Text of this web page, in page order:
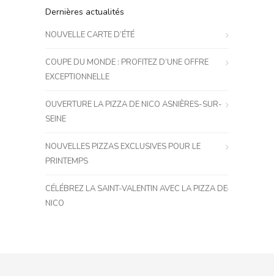
Dernières actualités
NOUVELLE CARTE D’ÉTÉ
COUPE DU MONDE : PROFITEZ D’UNE OFFRE
EXCEPTIONNELLE
OUVERTURE LA PIZZA DE NICO ASNIÈRES-SUR-
SEINE
NOUVELLES PIZZAS EXCLUSIVES POUR LE
PRINTEMPS
CÉLÉBREZ LA SAINT-VALENTIN AVEC LA PIZZA DE
NICO